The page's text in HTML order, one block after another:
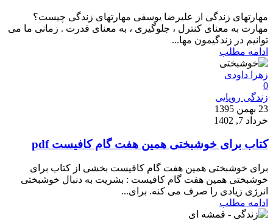
مهارتهای زندگی از علیرضا یوسفی مهارتهای زندگی چیست؟
مهارت به معنای کنترل ، جلوگیری ، به معنای قدرت . زمانی ما می
توانیم در زندگیمون مها...
ادامه مطلب
زهرا داودی
0
زندگی رویایی
23 بهمن 1395
خرداد 7, 1402
کتاب برای خوشبختی همین هفت گام کافیست pdf
برای خوشبختی همین هفت گام کافیست بخشی از کتاب برای
خوشبختی همین هفت گام کافیست : بشریت به دنبال خوشبختی
انرژی زیادی را صرف می کنه. برای...
ادامه مطلب